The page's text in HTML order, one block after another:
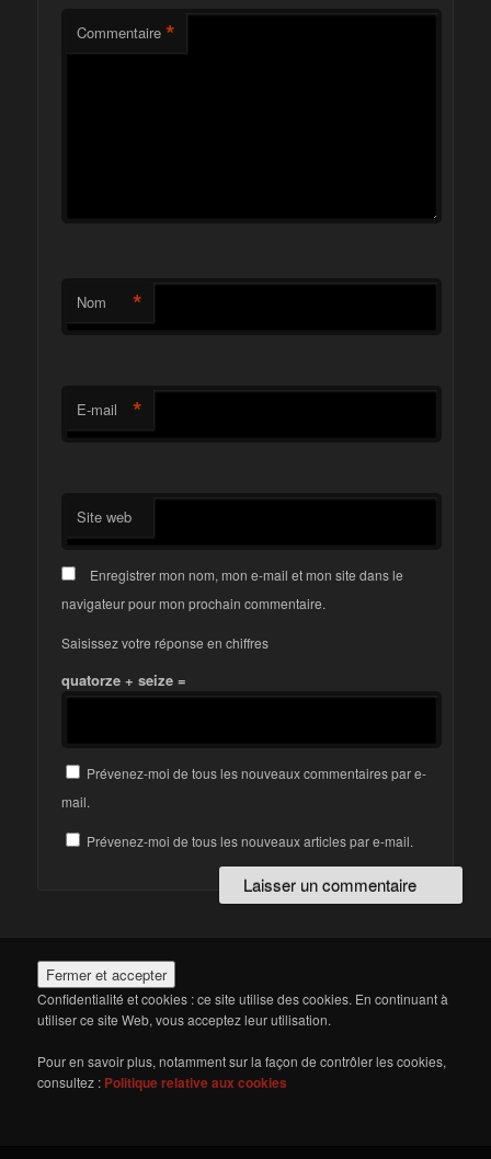
Commentaire *
Nom *
E-mail *
Site web
Enregistrer mon nom, mon e-mail et mon site dans le
navigateur pour mon prochain commentaire.
Saisissez votre réponse en chiffres
quatorze + seize =
Prévenez-moi de tous les nouveaux commentaires par e-
mail.
Prévenez-moi de tous les nouveaux articles par e-mail.
Confidentialité et cookies : ce site utilise des cookies. En continuant à
utiliser ce site Web, vous acceptez leur utilisation.
Pour en savoir plus, notamment sur la façon de contrôler les cookies,
consultez : Politique relative aux cookies